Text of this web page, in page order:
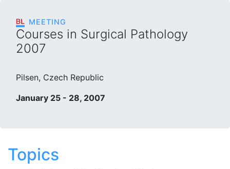
MEETING
Courses in Surgical Pathology
2007
Pilsen, Czech Republic
January 25 - 28, 2007
Topics